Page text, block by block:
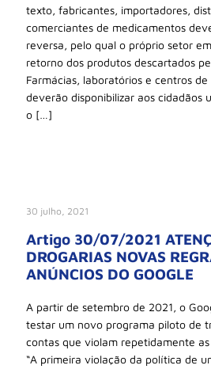
texto, fabricantes, importadores,
comerciantes de medicamentos
reversa, pelo qual o próprio setor
retorno dos produtos descartados
Farmácias, laboratórios e centros
deverão disponibilizar aos cidadãos
o […]
30 julho, 2021
Artigo 30/07/2021
DROGARIAS NOVAS
ANÚNCIOS DO GOOGLE
A partir de setembro de 2021, o
testar um novo programa piloto de
contas que violam repetidamente
“A primeira violação da política de